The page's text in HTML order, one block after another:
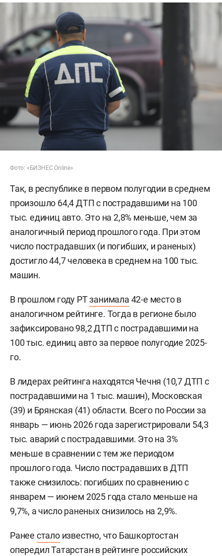
Фото: «БИЗНЕС Online»
Так, в республике в первом полугодии в среднем
произошло 64,4 ДТП с пострадавшими на 100
тыс. единиц авто. Это на 2,8% меньше, чем за
аналогичный период прошлого года. При этом
число пострадавших (и погибших, и раненых)
достигло 44,7 человека в среднем на 100 тыс.
машин.
В прошлом году РТзанимала 42-е место в
аналогичном рейтинге. Тогда в регионе было
зафиксировано 98,2 ДТП с пострадавшими на
100 тыс. единиц авто за первое полугодие 2025-
го.
В лидерах рейтинга находятся Чечня (10,7 ДТП с
пострадавшими на 1 тыс. машин), Московская
(39) и Брянская (41) области. Всего по России за
январь — июнь 2026 года зарегистрировали 54,3
тыс. аварий с пострадавшими. Это на 3%
меньше в сравнении с тем же периодом
прошлого года. Число пострадавших в ДТП
также снизилось: погибших по сравнению с
январем — июнем 2025 года стало меньше на
9,7%, а число раненых снизилось на 2,9%.
Ранее сталоизвестно, что Башкортостан
опередил Татарстан в рейтинге российских